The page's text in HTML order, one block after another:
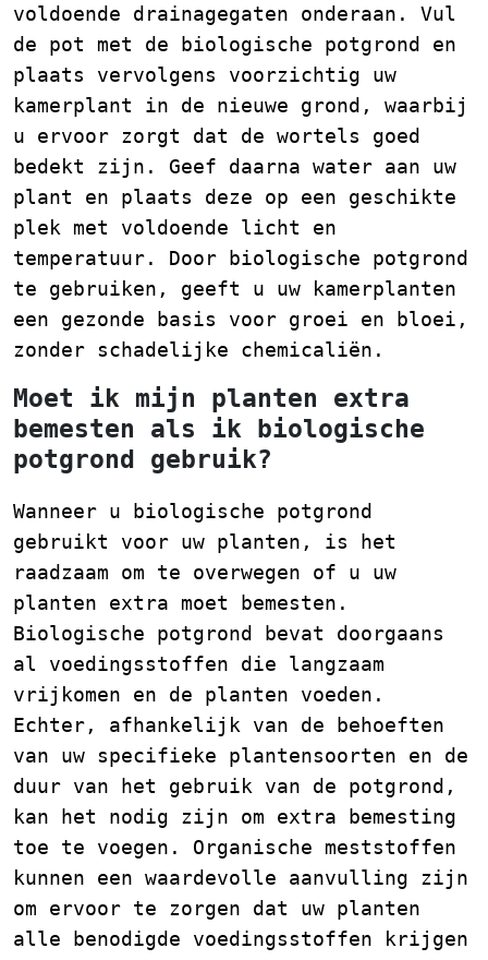
voldoende drainagegaten onderaan. Vul
de pot met de biologische potgrond en
plaats vervolgens voorzichtig uw
kamerplant in de nieuwe grond, waarbij
u ervoor zorgt dat de wortels goed
bedekt zijn. Geef daarna water aan uw
plant en plaats deze op een geschikte
plek met voldoende licht en
temperatuur. Door biologische potgrond
te gebruiken, geeft u uw kamerplanten
een gezonde basis voor groei en bloei,
zonder schadelijke chemicaliën.
Moet ik mijn planten extra
bemesten als ik biologische
potgrond gebruik?
Wanneer u biologische potgrond
gebruikt voor uw planten, is het
raadzaam om te overwegen of u uw
planten extra moet bemesten.
Biologische potgrond bevat doorgaans
al voedingsstoffen die langzaam
vrijkomen en de planten voeden.
Echter, afhankelijk van de behoeften
van uw specifieke plantensoorten en de
duur van het gebruik van de potgrond,
kan het nodig zijn om extra bemesting
toe te voegen. Organische meststoffen
kunnen een waardevolle aanvulling zijn
om ervoor te zorgen dat uw planten
alle benodigde voedingsstoffen krijgen